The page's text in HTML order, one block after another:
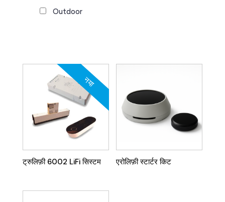
Outdoor
नया
ट्रुलिफ़ी 6002 LiFi सिस्टम एरोलिफ़ी स्टार्टर किट